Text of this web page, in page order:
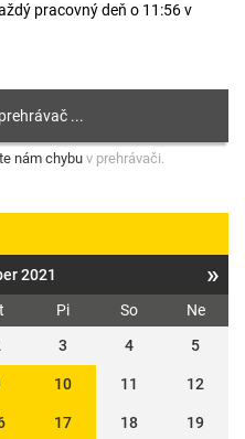
pracovný deň o 11:56 v
nám chybu v prehrávači.
2021 »
Pi So
Ne
3 4 5
10 11 12
17 18 19